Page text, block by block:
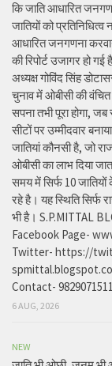
कि जाति आधारित
जातियों को
आधारित जनगणना
की रिपोर्ट उजागर हो
अध्यक्ष गोविंद सिंह
चुनाव में ओबीसी की वंचित
सपना तभी पूरा होगा,
सीटों पर उम्मीदवार
जातियां कौनसी है, जो
ओबीसी का लाभ दिया
समय में सिर्फ 10
रहे है। यह स्थिति सिर्फ
भी है। S.P.MITTAL
Facebook Page-
Twitter- https://
Contact- 9829071511
6 AUG, 2026
NEW